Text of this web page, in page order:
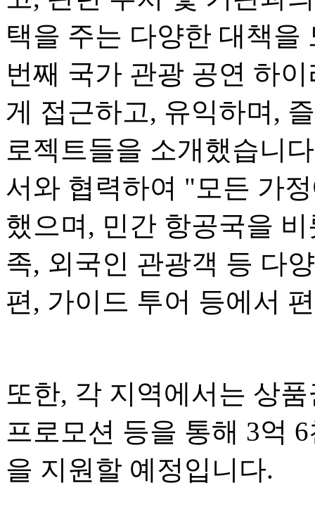
택을 주는 다양한 대책을
번째 국가 관광 공연 하
게 접근하고, 유익하며,
로젝트들을 소개했습니
서와 협력하여 "모든 가
했으며, 민간 항공국을
족, 외국인 관광객 등 다
편, 가이드 투어 등에서
또한, 각 지역에서는 상
프로모션 등을 통해 3억
을 지원할 예정입니다.